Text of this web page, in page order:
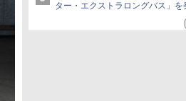
ター・エクストラロングバス」を
ックベースの観光・旅客輸送向け